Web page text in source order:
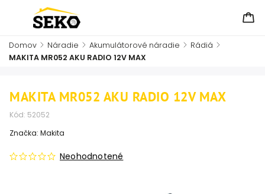
Domov / Náradie / Akumulátorové náradie / Rádiá /
MAKITA MR052 AKU RADIO 12V MAX
MAKITA MR052 AKU RADIO 12V MAX
Kód: 52052
Neohodnotené
Značka: Makita